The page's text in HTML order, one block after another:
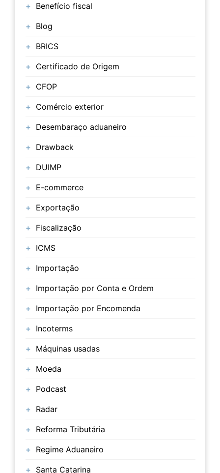
Benefício fiscal
Blog
BRICS
Certificado de Origem
CFOP
Comércio exterior
Desembaraço aduaneiro
Drawback
DUIMP
E-commerce
Exportação
Fiscalização
ICMS
Importação
Importação por Conta e Ordem
Importação por Encomenda
Incoterms
Máquinas usadas
Moeda
Podcast
Radar
Reforma Tributária
Regime Aduaneiro
Santa Catarina